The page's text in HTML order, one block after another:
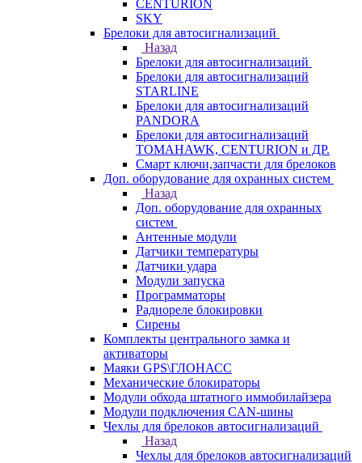
CENTURION
SKY
Брелоки для автосигнализаций
Назад
Брелоки для автосигнализаций
Брелоки для автосигнализаций
STARLINE
Брелоки для автосигнализаций
PANDORA
Брелоки для автосигнализаций
TOMAHAWK, CENTURION и ДР.
Смарт ключи,запчасти для брелоков
Доп. оборудование для охранных систем
Назад
Доп. оборудование для охранных
систем
Антенные модули
Датчики температуры
Датчики удара
Модули запуска
Программаторы
Радиореле блокировки
Сирены
Комплекты центрального замка и
активаторы
Маяки GPS\ГЛОНАСС
Механические блокираторы
Модули обхода штатного иммобилайзера
Модули подключения CAN-шины
Чехлы для брелоков автосигнализаций
Назад
Чехлы для брелоков автосигнализаций